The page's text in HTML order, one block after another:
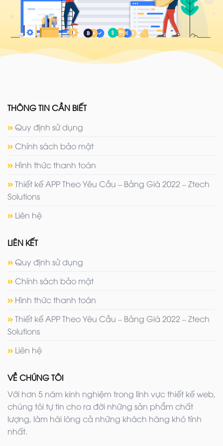
THÔNG TIN CẦN BIẾT
Quy định sử dụng
Chính sách bảo mật
Hình thức thanh toán
Thiết kế APP Theo Yêu Cầu – Bảng Giá 2022 – Ztech
Solutions
Liên hệ
LIÊN KẾT
Quy định sử dụng
Chính sách bảo mật
Hình thức thanh toán
Thiết kế APP Theo Yêu Cầu – Bảng Giá 2022 – Ztech
Solutions
Liên hệ
VỀ CHÚNG TÔI
Với hơn 5 năm kinh nghiệm trong lĩnh vực thiết kế web,
chúng tôi tự tin cho ra đời những sản phẩm chất
lượng, làm hài lòng cả những khách hàng khó tính
nhất.